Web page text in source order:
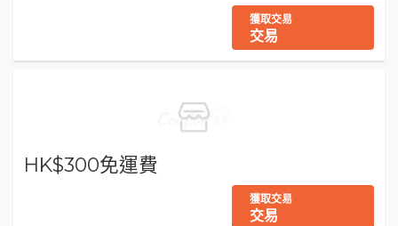
獲取交易
交易
HK$300免運費
獲取交易
交易